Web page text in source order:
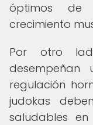
óptimos
crecimiento
Por otro
regulación
judokas
saludables